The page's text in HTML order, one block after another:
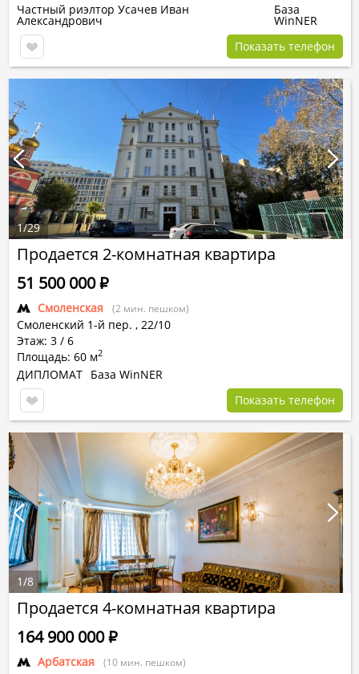
Частный риэлтор Усачев Иван
Александрович
База
WinNER
Показать телефон
Продается 2-комнатная квартира
Смоленская (2 мин. пешком)
Смоленский 1-й пер. , 22/10
Этаж: 3 / 6
Площадь: 60 м2
51 500 000Р
ДИПЛОМАТ База WinNER
Показать телефон
1/29
Продается 4-комнатная квартира
Арбатская (10 мин. пешком)
164 900 000Р
1/8